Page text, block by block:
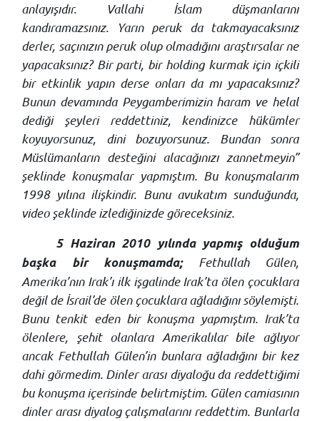
anlayışıdır. Vallahi İslam düşmanlarını
kandıramazsınız. Yarın peruk da takmayacaksınız
derler, saçınızın peruk olup olmadığını araştırsalar ne
yapacaksınız? Bir parti, bir holding kurmak için içkili
bir etkinlik yapın derse onları da mı yapacaksınız?
Bunun devamında Peygamberimizin haram ve helal
dediği şeyleri reddettiniz, kendinizce hükümler
koyuyorsunuz, dini bozuyorsunuz. Bundan sonra
Müslümanların desteğini alacağınızı zannetmeyin”
şeklinde konuşmalar yapmıştım. Bu konuşmalarım
1998 yılına ilişkindir. Bunu avukatım sunduğunda,
video şeklinde izlediğinizde göreceksiniz.
5 Haziran 2010 yılında yapmış olduğum
başka bir konuşmamda;Fethullah Gülen,
Amerika’nın Irak’ı ilk işgalinde Irak’ta ölen çocuklara
değil de İsrail’de ölen çocuklara ağladığını söylemişti.
Bunu tenkit eden bir konuşma yapmıştım. Irak’ta
ölenlere, şehit olanlara Amerikalılar bile ağlıyor
ancak Fethullah Gülen’in bunlara ağladığını bir kez
dahi görmedim. Dinler arası diyaloğu da reddettiğimi
bu konuşma içerisinde belirtmiştim. Gülen camiasının
dinler arası diyalog çalışmalarını reddettim. Bunlarla